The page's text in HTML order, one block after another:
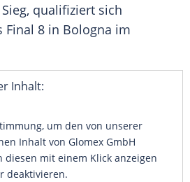
qualifiziert sich
Final 8 in Bologna im
Inhalt:
um den von unserer
Inhalt von Glomex GmbH
diesen mit einem Klick anzeigen
deaktivieren.